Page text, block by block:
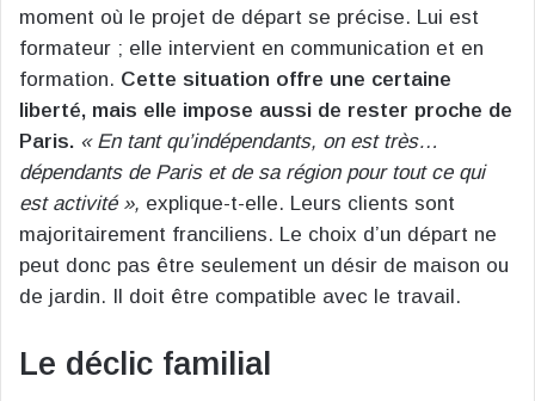
moment où le projet de départ se précise. Lui est
formateur ; elle intervient en communication et en
formation. Cette situation offre une certaine
liberté, mais elle impose aussi de rester proche de
Paris. « En tant qu’indépendants, on est très…
dépendants de Paris et de sa région pour tout ce qui
est activité », explique-t-elle. Leurs clients sont
majoritairement franciliens. Le choix d’un départ ne
peut donc pas être seulement un désir de maison ou
de jardin. Il doit être compatible avec le travail.
Le déclic familial